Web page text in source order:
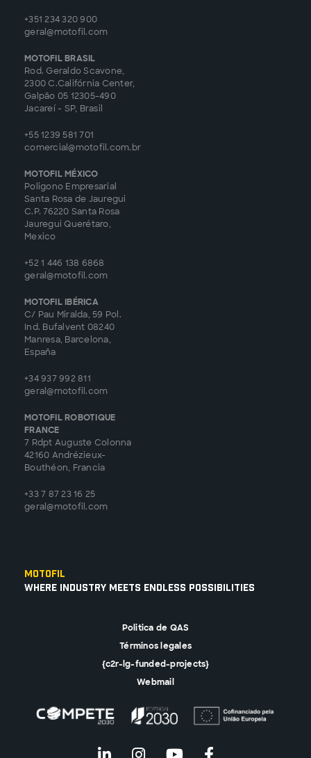
+351 234 320 900
geral@motofil.com
MOTOFIL BRASIL
Rod. Geraldo Scavone,
2300 C.Califórnia Center,
Galpão 05 12305-490
Jacareí - SP, Brasil
+55 1239 581 701
comercial@motofil.com.br
MOTOFIL MÉXICO
Poligono Empresarial
Santa Rosa de Jauregui
C.P. 76220 Santa Rosa
Jauregui Querétaro,
Mexico
+52 1 446 138 6868
geral@motofil.com
MOTOFIL IBÉRICA
C/ Pau Miralda, 59 Pol.
Ind. Bufalvent 08240
Manresa, Barcelona,
España
+34 937 992 811
geral@motofil.com
MOTOFIL ROBOTIQUE
FRANCE
7 Rdpt Auguste Colonna
42160 Andrézieux-
Bouthéon, Francia
+33 7 87 23 16 25
geral@motofil.com
Motofil
Where Industry Meets Endless Possibilities
Politica de QAS
Términos legales
{c2r-lg-funded-projects}
Webmail